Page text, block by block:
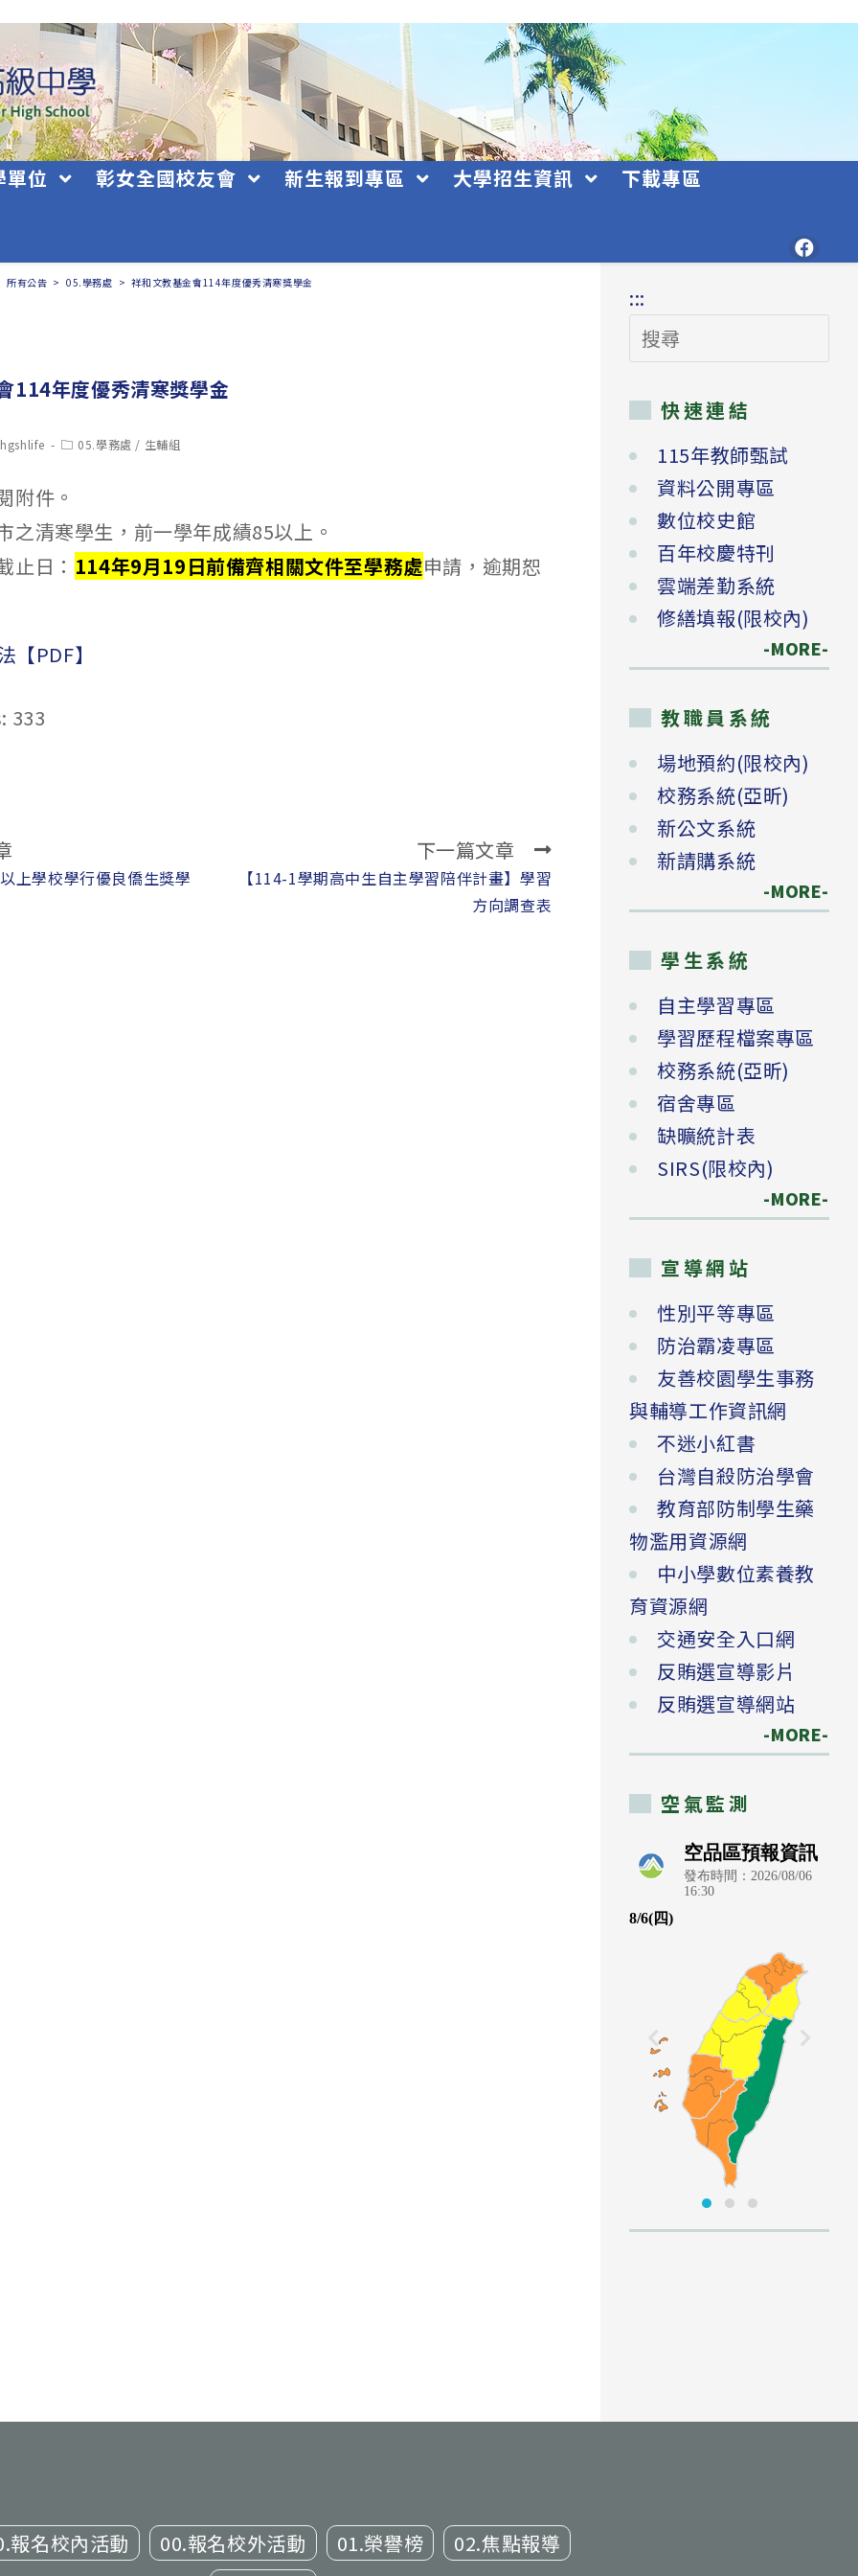
單位 彰女全國校友會 新生報到專區 大學招生資訊 下載專區
所有公告 > 05.學務處 > 祥和文教基金會114年度優秀清寒獎學金
114年度優秀清寒獎學金
Post05.學務處 / 生輔組
附件。
之清寒學生，前一學年成績85以上。
止日： 114年9月19日前備齊相關文件至學務處申請，逾期恕
【PDF】
333
上學校學行優良僑生獎學
下一篇文章
【114-1學期高中生自主學習陪伴計畫】學習
方向調查表
:::
搜
尋
快速連結
115年教師甄試
資料公開專區
數位校史館
百年校慶特刊
雲端差勤系統
修繕填報(限校內)
-MORE-
教職員系統
場地預約(限校內)
校務系統(亞昕)
新公文系統
新請購系統
-MORE-
學生系統
自主學習專區
學習歷程檔案專區
校務系統(亞昕)
宿舍專區
缺曠統計表
SIRS(限校內)
-MORE-
宣導網站
性別平等專區
防治霸凌專區
友善校園學生事務
與輔導工作資訊網
不迷小紅書
台灣自殺防治學會
教育部防制學生藥
物濫用資源網
中小學數位素養教
育資源網
交通安全入口網
反賄選宣導影片
反賄選宣導網站
-MORE-
空氣監測
報名校內活動 00.報名校外活動 01.榮譽榜
02.焦點報導